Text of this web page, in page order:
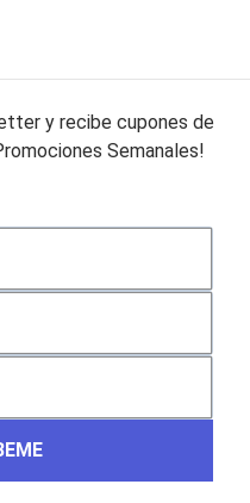
y recibe cupones de
Semanales!